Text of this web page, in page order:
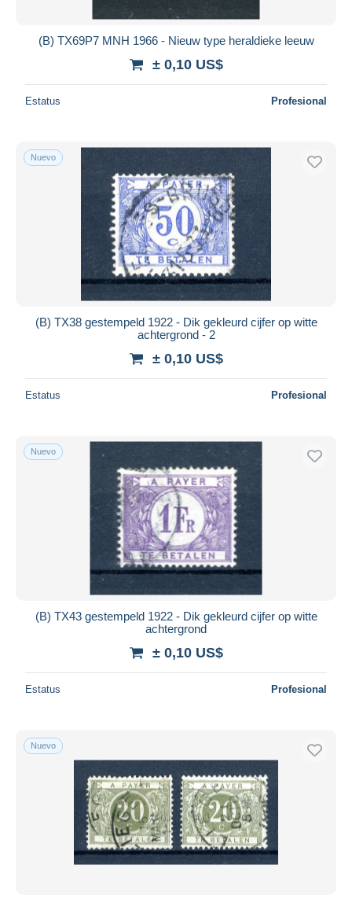
(B) TX69P7 MNH 1966 - Nieuw type heraldieke leeuw
± 0,10 US$
Estatus Profesional
Nuevo
(B) TX38 gestempeld 1922 - Dik gekleurd cijfer op witte
achtergrond - 2
± 0,10 US$
Estatus Profesional
Nuevo
(B) TX43 gestempeld 1922 - Dik gekleurd cijfer op witte
achtergrond
± 0,10 US$
Estatus Profesional
Nuevo